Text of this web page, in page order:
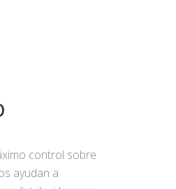
control sobre
ayudan a